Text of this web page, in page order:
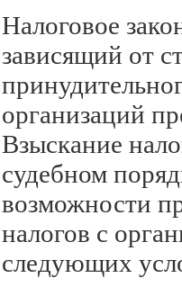
Налоговое
зависящий от
организаций
Взыскание
судебном
возможности
налогов с
следующих